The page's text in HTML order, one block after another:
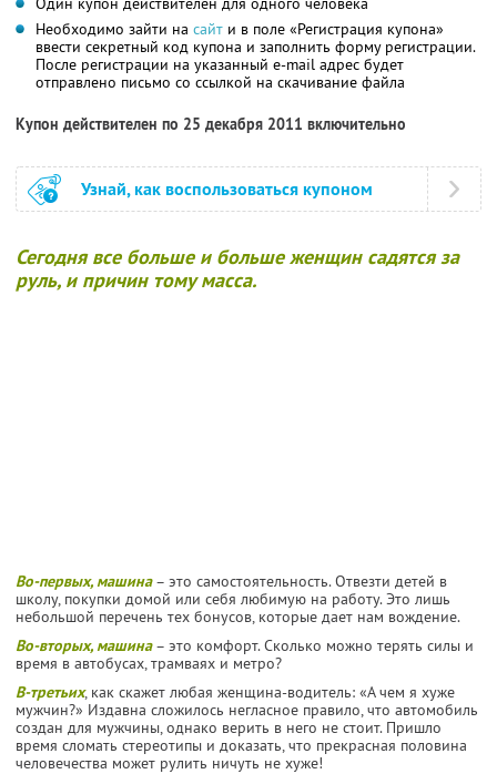
Необходимо зайти на сайт и в поле «Регистрация купона»
ввести секретный код купона и заполнить форму регистрации.
После регистрации на указанный e-mail адрес будет
отправлено письмо со ссылкой на скачивание файла
Купон действителен по 25 декабря 2011 включительно
Узнай, как воспользоваться купоном
Сегодня все больше и больше женщин садятся за
руль, и причин тому масса.
Во-первых, машина– это самостоятельность. Отвезти детей в
школу, покупки домой или себя любимую на работу. Это лишь
небольшой перечень тех бонусов, которые дает нам вождение.
Во-вторых, машина– это комфорт. Сколько можно терять силы и
время в автобусах, трамваях и метро?
В-третьих, как скажет любая женщина-водитель: «А чем я хуже
мужчин?» Издавна сложилось негласное правило, что автомобиль
создан для мужчины, однако верить в него не стоит. Пришло
время сломать стереотипы и доказать, что прекрасная половина
человечества может рулить ничуть не хуже!